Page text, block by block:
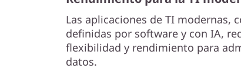
Las aplicaciones de TI modernas,
definidas por software y con IA,
flexibilidad y rendimiento para
datos.